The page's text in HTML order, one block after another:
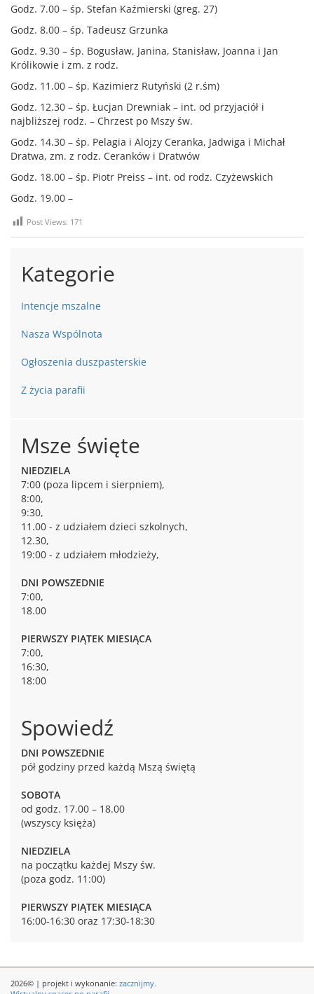
Godz. 7.00 – śp. Stefan Kaźmierski (greg. 27)
Godz. 8.00 – śp. Tadeusz Grzunka
Godz. 9.30 – śp. Bogusław, Janina, Stanisław, Joanna i Jan
Królikowie i zm. z rodz.
Godz. 11.00 – śp. Kazimierz Rutyński (2 r.śm)
Godz. 12.30 – śp. Łucjan Drewniak – int. od przyjaciół i
najbliższej rodz. – Chrzest po Mszy św.
Godz. 14.30 – śp. Pelagia i Alojzy Ceranka, Jadwiga i Michał
Dratwa, zm. z rodz. Ceranków i Dratwów
Godz. 18.00 – śp. Piotr Preiss – int. od rodz. Czyżewskich
Godz. 19.00 –
Post Views: 171
Kategorie
Intencje mszalne
Nasza Wspólnota
Ogłoszenia duszpasterskie
Z życia parafii
Msze święte
NIEDZIELA
7:00 (poza lipcem i sierpniem),
8:00,
9:30,
11.00 - z udziałem dzieci szkolnych,
12.30,
19:00 - z udziałem młodzieży,
DNI POWSZEDNIE
7:00,
18.00
PIERWSZY PIĄTEK MIESIĄCA
7:00,
16:30,
18:00
Spowiedź
DNI POWSZEDNIE
pół godziny przed każdą Mszą świętą
SOBOTA
od godz. 17.00 – 18.00
(wszyscy księża)
NIEDZIELA
na początku każdej Mszy św.
(poza godz. 11:00)
PIERWSZY PIĄTEK MIESIĄCA
16:00-16:30 oraz 17:30-18:30
2026© | projekt i wykonanie: zacznijmy.